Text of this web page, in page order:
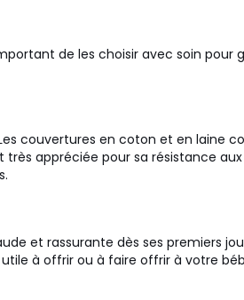
de les choisir avec soin pour
couvertures en coton et en laine
appréciée pour sa résistance
et rassurante dès ses premiers
à offrir ou à faire offrir à votre